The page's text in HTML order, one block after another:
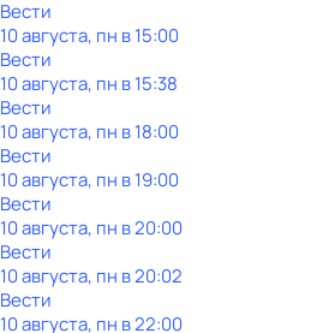
Вести
10 августа, пн в 15:00
Вести
10 августа, пн в 15:38
Вести
10 августа, пн в 18:00
Вести
10 августа, пн в 19:00
Вести
10 августа, пн в 20:00
Вести
10 августа, пн в 20:02
Вести
10 августа, пн в 22:00